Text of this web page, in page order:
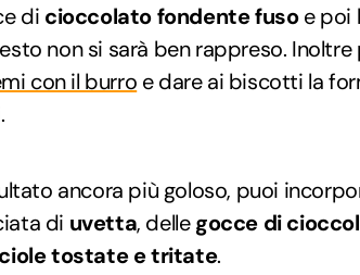
di cioccolato fondente fusoe poi
non si sarà ben rappreso. Inoltre
con il burro e dare ai biscotti la
ancora più goloso, puoi
di uvetta, dellegocce di
tostate e tritate.